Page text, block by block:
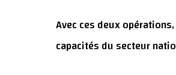
Avec ces deux
capacités du secteur